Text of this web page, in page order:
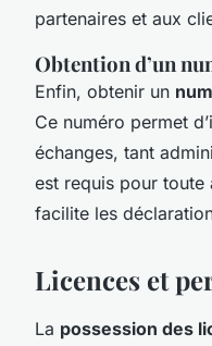
partenaires et aux
Obtention d’un
Enfin, obtenir un
Ce numéro permet
échanges, tant
est requis pour
facilite les
Licences et
La possession des